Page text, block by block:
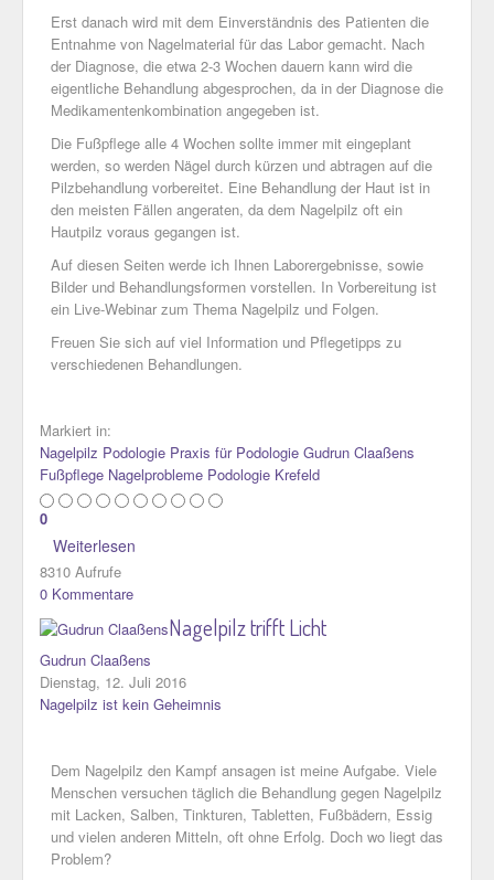
Erst danach wird mit dem Einverständnis des Patienten die
Entnahme von Nagelmaterial für das Labor gemacht. Nach
der Diagnose, die etwa 2-3 Wochen dauern kann wird die
eigentliche Behandlung abgesprochen, da in der Diagnose die
Medikamentenkombination angegeben ist.
Die Fußpflege alle 4 Wochen sollte immer mit eingeplant
werden, so werden Nägel durch kürzen und abtragen auf die
Pilzbehandlung vorbereitet. Eine Behandlung der Haut ist in
den meisten Fällen angeraten, da dem Nagelpilz oft ein
Hautpilz voraus gegangen ist.
Auf diesen Seiten werde ich Ihnen Laborergebnisse, sowie
Bilder und Behandlungsformen vorstellen. In Vorbereitung ist
ein Live-Webinar zum Thema Nagelpilz und Folgen.
Freuen Sie sich auf viel Information und Pflegetipps zu
verschiedenen Behandlungen.
Markiert in:
Nagelpilz Podologie Praxis für Podologie Gudrun Claaßens
Fußpflege Nagelprobleme Podologie Krefeld
0
Weiterlesen
8310 Aufrufe
0 Kommentare
Nagelpilz trifft Licht
Gudrun Claaßens
Dienstag, 12. Juli 2016
Nagelpilz ist kein Geheimnis
Dem Nagelpilz den Kampf ansagen ist meine Aufgabe. Viele
Menschen versuchen täglich die Behandlung gegen Nagelpilz
mit Lacken, Salben, Tinkturen, Tabletten, Fußbädern, Essig
und vielen anderen Mitteln, oft ohne Erfolg. Doch wo liegt das
Problem?